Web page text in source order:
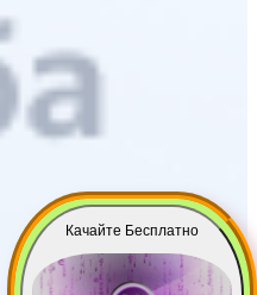
Качайте Бесплатно